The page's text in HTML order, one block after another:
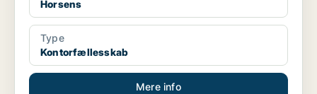
Horsens
Type
Kontorfællesskab
Mere info